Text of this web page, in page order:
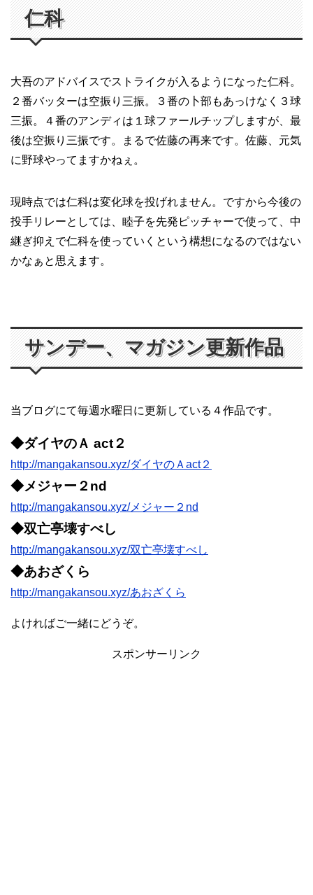
仁科
大吾のアドバイスでストライクが入るようになった仁科。
２番バッターは空振り三振。３番の卜部もあっけなく３球
三振。４番のアンディは１球ファールチップしますが、最
後は空振り三振です。まるで佐藤の再来です。佐藤、元気
に野球やってますかねぇ。
現時点では仁科は変化球を投げれません。ですから今後の
投手リレーとしては、睦子を先発ピッチャーで使って、中
継ぎ抑えで仁科を使っていくという構想になるのではない
かなぁと思えます。
サンデー、マガジン更新作品
当ブログにて毎週水曜日に更新している４作品です。
◆ダイヤのＡ act２
http://mangakansou.xyz/ダイヤのＡact２
◆メジャー２nd
http://mangakansou.xyz/メジャー２nd
◆双亡亭壊すべし
http://mangakansou.xyz/双亡亭壊すべし
◆あおざくら
http://mangakansou.xyz/あおざくら
よければご一緒にどうぞ。
スポンサーリンク